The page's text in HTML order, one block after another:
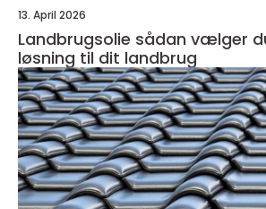
13. April 2026
Landbrugsolie sådan vælger du den rigtige
løsning til dit landbrug